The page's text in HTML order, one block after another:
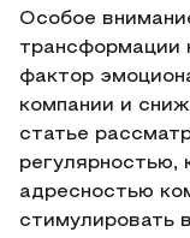
Особое
трансформации
фактор
компании и
статье
регулярностью,
адресностью
стимулировать